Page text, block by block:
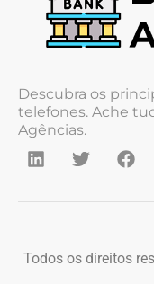
Descubra os
telefones. Ache
Agências.
Todos os direitos